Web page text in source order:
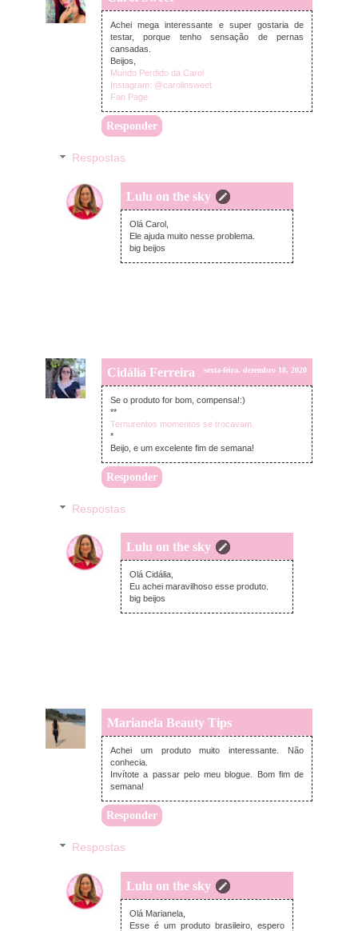
Achei mega interessante e super gostaria de
testar, porque tenho sensação de pernas
cansadas.
Beijos,
Mundo Perdido da Carol
Instagram: @carolinsweet
Fan Page
Responder
Respostas
Lulu on the sky
domingo, dezembro 20, 2020
Olá Carol,
Ele ajuda muito nesse problema.
big beijos
Cidália Ferreira sexta-feira, dezembro 18, 2020
Se o produto for bom, compensa!:)
**
Ternurentos momentos se trocavam.
*
Beijo, e um excelente fim de semana!
Responder
Respostas
Lulu on the sky
domingo, dezembro 20, 2020
Olá Cidália,
Eu achei maravilhoso esse produto.
big beijos
Marianela Beauty Tips
sábado, dezembro 19, 2020
Achei um produto muito interessante. Não
conhecia.
Invítote a passar pelo meu blogue. Bom fim de
semana!
Responder
Respostas
Lulu on the sky
domingo, dezembro 20, 2020
Olá Marianela,
Esse é um produto brasileiro, espero